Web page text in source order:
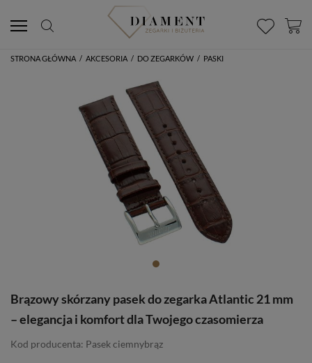
STRONA GŁÓWNA / AKCESORIA / DO ZEGARKÓW / PASKI
Brązowy skórzany pasek do zegarka Atlantic 21 mm
– elegancja i komfort dla Twojego czasomierza
Kod producenta: Pasek ciemnybrąz